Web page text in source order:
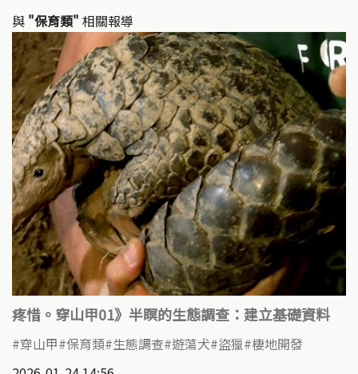
與 "保育類" 相關報導
疼惜。穿山甲01》半瞑的生態調查：建立基礎資料
穿山甲 保育類 生態調查 遊蕩犬 盜獵 棲地開發